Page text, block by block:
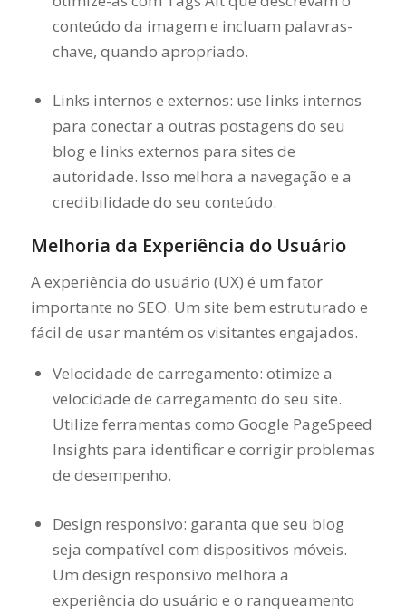
conteúdo da imagem e incluam palavras-
chave, quando apropriado.
Links internos e externos: use links internos
para conectar a outras postagens do seu
blog e links externos para sites de
autoridade. Isso melhora a navegação e a
credibilidade do seu conteúdo.
Melhoria da Experiência do Usuário
A experiência do usuário (UX) é um fator
importante no SEO. Um site bem estruturado e
fácil de usar mantém os visitantes engajados.
Velocidade de carregamento: otimize a
velocidade de carregamento do seu site.
Utilize ferramentas como Google PageSpeed
Insights para identificar e corrigir problemas
de desempenho.
Design responsivo: garanta que seu blog
seja compatível com dispositivos móveis.
Um design responsivo melhora a
experiência do usuário e o ranqueamento